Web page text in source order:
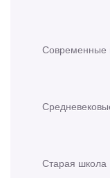
Старая школа